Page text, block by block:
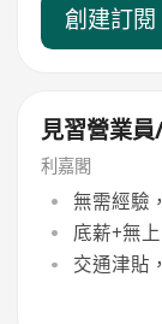
創建訂閱
見習營業
利嘉閣
無需經驗
底薪+無
交通津貼